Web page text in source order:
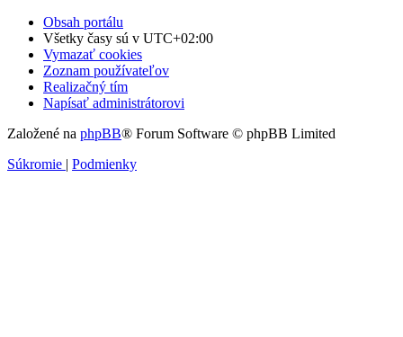
Obsah portálu
Všetky časy sú v UTC+02:00
Vymazať cookies
Zoznam používateľov
Realizačný tím
Napísať administrátorovi
Založené na phpBB® Forum Software © phpBB Limited
Súkromie | Podmienky